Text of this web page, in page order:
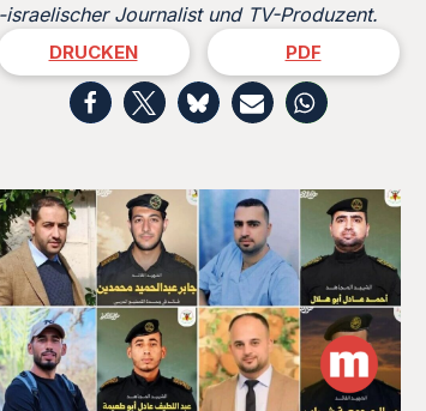
Journalist und TV-Produzent.
DRUCKEN PDF